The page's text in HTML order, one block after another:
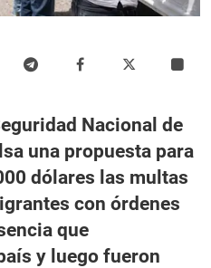
Nacional de
una propuesta para
dólares las multas
con órdenes
que
y luego fueron